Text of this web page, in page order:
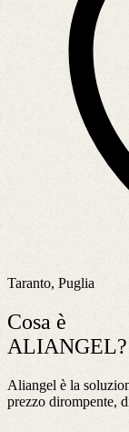
Taranto, Puglia
Cosa è
ALIANGEL?
Aliangel è la
prezzo dirompente,